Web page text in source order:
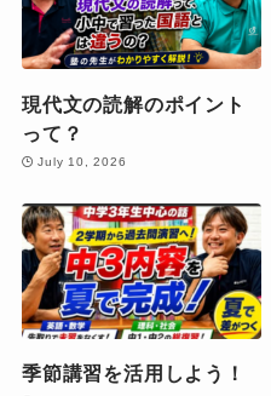
現代文の読解のポイント
って？
July 10, 2026
季節講習を活用しよう！